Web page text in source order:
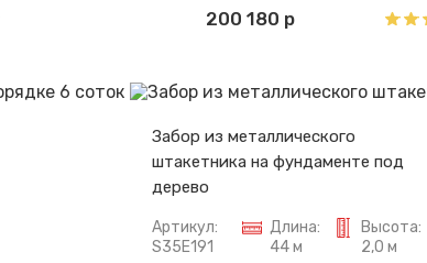
200 180 р
Забор из металлического
штакетника на фундаменте под
дерево
Артикул:
S35E191
Длина:
44 м
Высота:
2,0 м